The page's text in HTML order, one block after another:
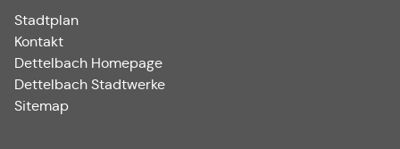
Stadtplan
Kontakt
Dettelbach Homepage
Dettelbach Stadtwerke
Sitemap